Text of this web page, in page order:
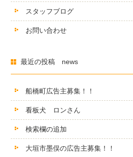
スタッフブログ
お問い合わせ
最近の投稿 news
船橋町広告主募集！！
看板犬 ロンさん
検索欄の追加
大垣市墨俣の広告主募集！！